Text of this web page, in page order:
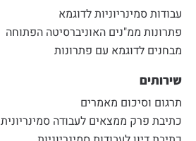
עבודות סמינריוניות לדוגמא
פתרונות ממ"נים האוניברסיטה הפתוחה
מבחנים לדוגמא עם פתרונות
שירותים
תרגום וסיכום מאמרים
כתיבת פרק ממצאים לעבודה סמינריונית